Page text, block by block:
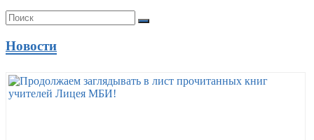
Новости